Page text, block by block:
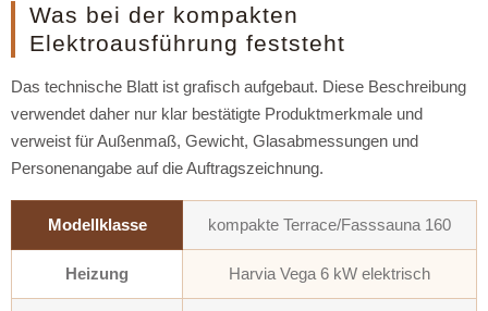
Was bei der kompakten
Elektroausführung feststeht
Das technische Blatt ist grafisch aufgebaut. Diese Beschreibung
verwendet daher nur klar bestätigte Produktmerkmale und
verweist für Außenmaß, Gewicht, Glasabmessungen und
Personenangabe auf die Auftragszeichnung.
Modellklasse kompakte Terrace/Fasssauna 160
Heizung Harvia Vega 6 kW elektrisch